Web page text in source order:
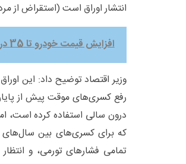
انتشار اوراق است (استقراض از
افزایش قیمت خودرو تا 35 درصد؛ شوک جدید به بازار
وزیر اقتصاد توضیح داد: این
درون سالی استفاده کرده است،
تمامی فشارهای تورمی، و